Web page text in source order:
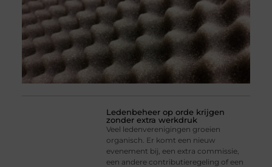
Ledenbeheer op orde krijgen
zonder extra werkdruk
Veel ledenverenigingen groeien
organisch. Er komt een nieuw
evenement bij, een extra commissie,
een andere contributieregeling of een